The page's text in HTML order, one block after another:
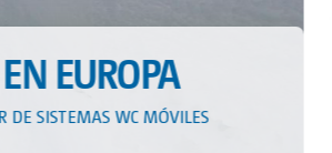
EN EUROPA
SISTEMAS WC MÓVILES
Portàtils